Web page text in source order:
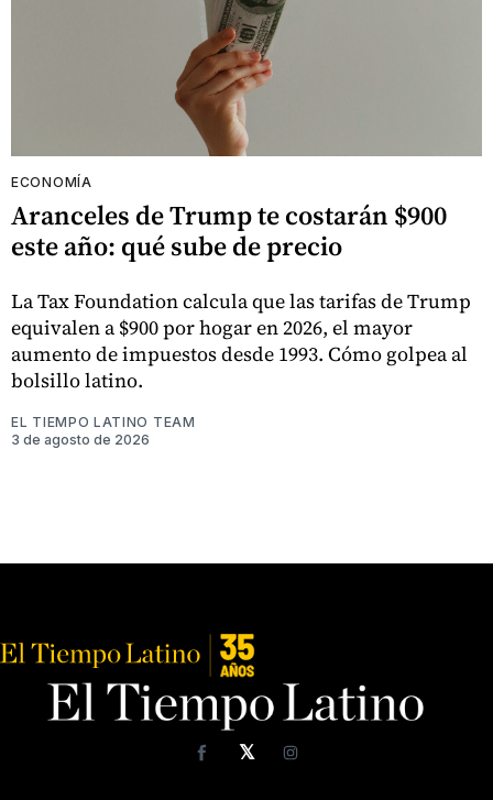
ECONOMÍA
Aranceles de Trump te costarán $900
este año: qué sube de precio
La Tax Foundation calcula que las tarifas de Trump
equivalen a $900 por hogar en 2026, el mayor
aumento de impuestos desde 1993. Cómo golpea al
bolsillo latino.
EL TIEMPO LATINO TEAM
3 de agosto de 2026
𝕏
FacebookInstagram